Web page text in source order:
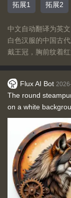
拓展1 拓展2
中文自动翻译为英
白色汉服的中国古
戴王冠，胸前纹着
Flux AI Bot
The round
on a white